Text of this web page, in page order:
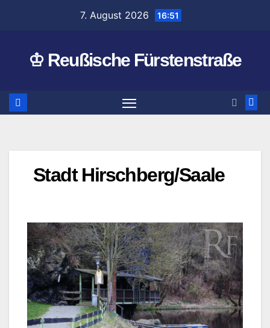
7. August 2026 16:51
♔ Reußische Fürstenstraße
Stadt Hirschberg/Saale